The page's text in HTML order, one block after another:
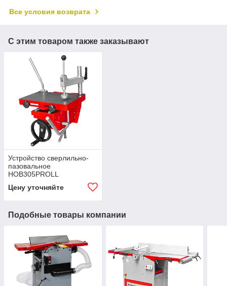
Все условия возврата
С этим товаром также заказывают
Устройство сверлильно-
пазовальное
HOB305PROLL
Цену уточняйте
Подобные товары компании